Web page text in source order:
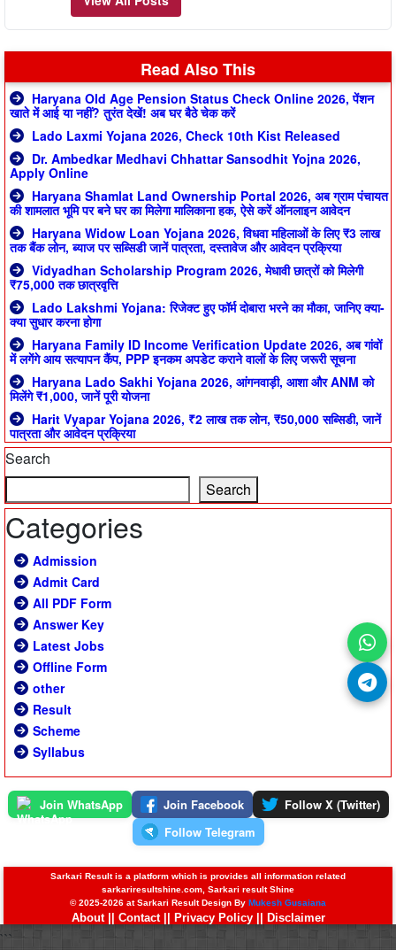
Read Also This
Haryana Old Age Pension Status Check Online 2026, पेंशन
खाते में आई या नहीं? तुरंत देखें! अब घर बैठे चेक करें
Lado Laxmi Yojana 2026, Check 10th Kist Released
Dr. Ambedkar Medhavi Chhattar Sansodhit Yojna 2026,
Apply Online
Haryana Shamlat Land Ownership Portal 2026, अब ग्राम पंचायत
की शामलात भूमि पर बने घर का मिलेगा मालिकाना हक, ऐसे करें ऑनलाइन आवेदन
Haryana Widow Loan Yojana 2026, विधवा महिलाओं के लिए ₹3 लाख
तक बैंक लोन, ब्याज पर सब्सिडी जानें पात्रता, दस्तावेज और आवेदन प्रक्रिया
Vidyadhan Scholarship Program 2026, मेधावी छात्रों को मिलेगी
₹75,000 तक छात्रवृत्ति
Lado Lakshmi Yojana: रिजेक्ट हुए फॉर्म दोबारा भरने का मौका, जानिए क्या-
क्या सुधार करना होगा
Haryana Family ID Income Verification Update 2026, अब गांवों
में लगेंगे आय सत्यापन कैंप, PPP इनकम अपडेट कराने वालों के लिए जरूरी सूचना
Haryana Lado Sakhi Yojana 2026, आंगनवाड़ी, आशा और ANM को
मिलेंगे ₹1,000, जानें पूरी योजना
Harit Vyapar Yojana 2026, ₹2 लाख तक लोन, ₹50,000 सब्सिडी, जानें
पात्रता और आवेदन प्रक्रिया
Search
Search
Categories
Admission
Admit Card
All PDF Form
Answer Key
Latest Jobs
Offline Form
other
Result
Scheme
Syllabus
Join WhatsApp Join Facebook
Follow X (Twitter)
Follow Telegram
Sarkari Result is a platform which is provides all information related
sarkariresultshine.com, Sarkari result Shine
© 2025-2026 at Sarkari Result Design By Mukesh Gusaiana
About|| Contact|| Privacy Policy|| Disclaimer
```